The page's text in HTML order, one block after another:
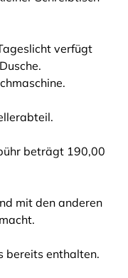
verfügt
beträgt 190,00
mit den anderen
bereits enthalten.